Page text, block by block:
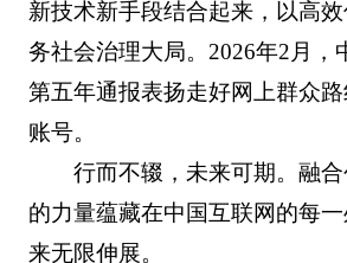
新技术新手段结合起来，以高
务社会治理大局。2026年2月，
第五年通报表扬走好网上群众
账号。
行而不辍，未来可期。融
的力量蕴藏在中国互联网的每
来无限伸展。